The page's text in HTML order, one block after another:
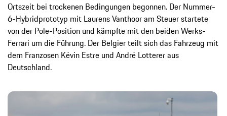
Ortszeit bei trockenen Bedingungen begonnen. Der Nummer-
6-Hybridprototyp mit Laurens Vanthoor am Steuer startete
von der Pole-Position und kämpfte mit den beiden Werks-
Ferrari um die Führung. Der Belgier teilt sich das Fahrzeug mit
dem Franzosen Kévin Estre und André Lotterer aus
Deutschland.